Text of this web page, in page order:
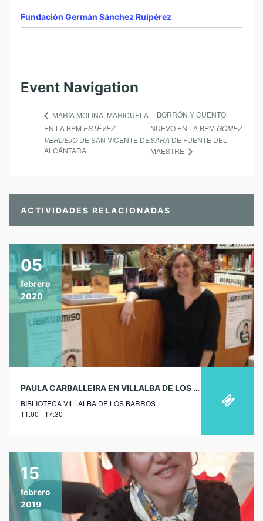
Fundación Germán Sánchez Ruipérez
Event Navigation
MARÍA MOLINA, MARICUELA
EN LA BPM ESTÉVEZ
VERDEJODE SAN VICENTE DE
ALCÁNTARA
BORRÓN Y CUENTO
NUEVO EN LA BPM GÓMEZ
SARA DE FUENTE DEL
MAESTRE
ACTIVIDADES RELACIONADAS
05
febrero
2020
PAULA CARBALLEIRA EN VILLALBA DE LOS BARROS
BIBLIOTECA VILLALBA DE LOS BARROS
11:00 - 17:30
15
febrero
2019